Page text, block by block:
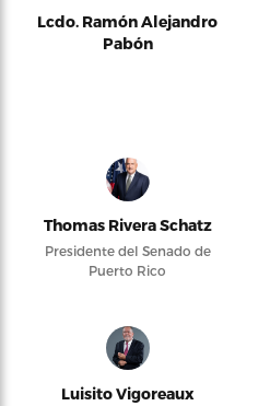
Lcdo. Ramón Alejandro
Pabón
Thomas Rivera Schatz
Presidente del Senado de
Puerto Rico
Luisito Vigoreaux